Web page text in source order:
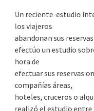
Un reciente estudio
los viajeros
abandonan sus
efectúo un estudio
hora de
efectuar sus reservas
compañías áreas,
hoteles, cruceros o
realizó el estudio entre